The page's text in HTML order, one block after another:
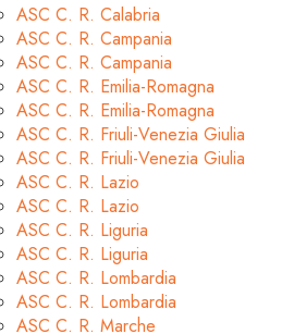
ASC C. R. Calabria
ASC C. R. Campania
ASC C. R. Campania
ASC C. R. Emilia-Romagna
ASC C. R. Emilia-Romagna
ASC C. R. Friuli-Venezia Giulia
ASC C. R. Friuli-Venezia Giulia
ASC C. R. Lazio
ASC C. R. Lazio
ASC C. R. Liguria
ASC C. R. Liguria
ASC C. R. Lombardia
ASC C. R. Lombardia
ASC C. R. Marche